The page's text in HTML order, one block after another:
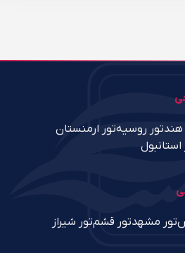
هندتور روسیهتور ارمنستان
استانبول
تور مشهدتور قشمتور شیراز